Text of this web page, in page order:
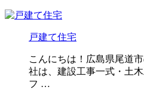
戸建て住宅
こんにちは！広島県尾道
社は、建設工事一式・土
フ …